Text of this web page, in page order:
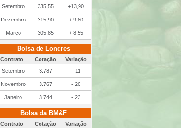
Setembro
335,55 +13,90
Dezembro 315,90 + 9,80
Março 305,85 + 8,55
Bolsa de Londres
Contrato Cotação
Variação
Setembro
3.787 - 11
Novembro 3.767 - 20
Janeiro 3.744 - 23
Bolsa da BM&F
Contrato Cotação
Variação